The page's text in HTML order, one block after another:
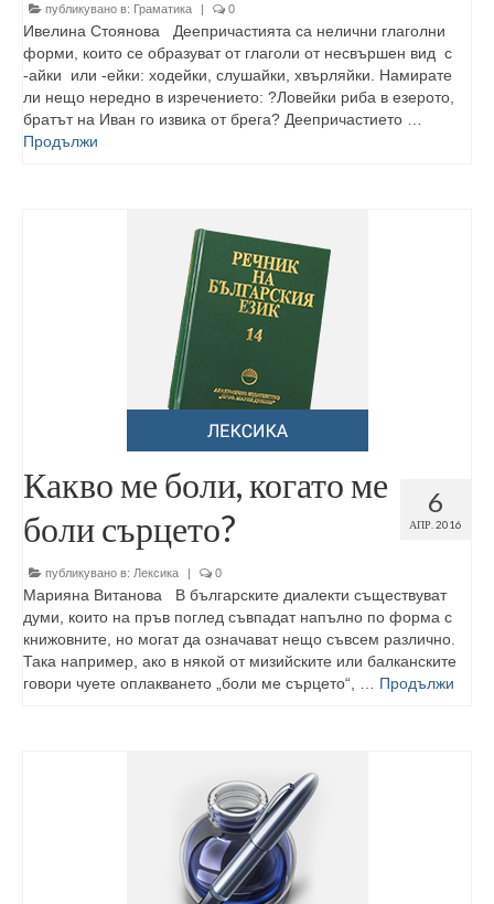
публикувано в: Граматика | 0
Ивелина Стоянова Деепричастията са нелични глаголни
форми, които се образуват от глаголи от несвършен вид с
-айки или -ейки: ходейки, слушайки, хвърляйки. Намирате
ли нещо нередно в изречението: ?Ловейки риба в езерото,
братът на Иван го извика от брега? Деепричастието …
Продължи
6
АПР. 2016
Какво ме боли, когато ме
боли сърцето?
публикувано в: Лексика | 0
Марияна Витанова В българските диалекти съществуват
думи, които на пръв поглед съвпадат напълно по форма с
книжовните, но могат да означават нещо съвсем различно.
Така например, ако в някой от мизийските или балканските
говори чуете оплакването „боли ме сърцето“, … Продължи